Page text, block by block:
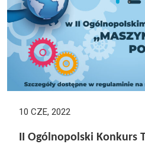
10 CZE, 2022
II Ogólnopolski Konkurs